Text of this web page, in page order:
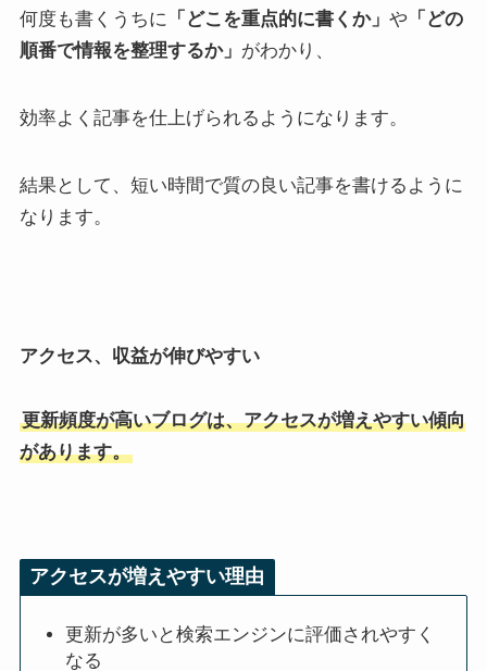
何度も書くうちに 「どこを重点的に書くか」 や 「どの
順番で情報を整理するか」 がわかり、
効率よく記事を仕上げられるようになります。
結果として、短い時間で質の良い記事を書けるように
なります。
アクセス、収益が伸びやすい
更新頻度が高いブログは、アクセスが増えやすい傾向
があります。
アクセスが増えやすい理由
更新が多いと検索エンジンに評価されやすく
なる